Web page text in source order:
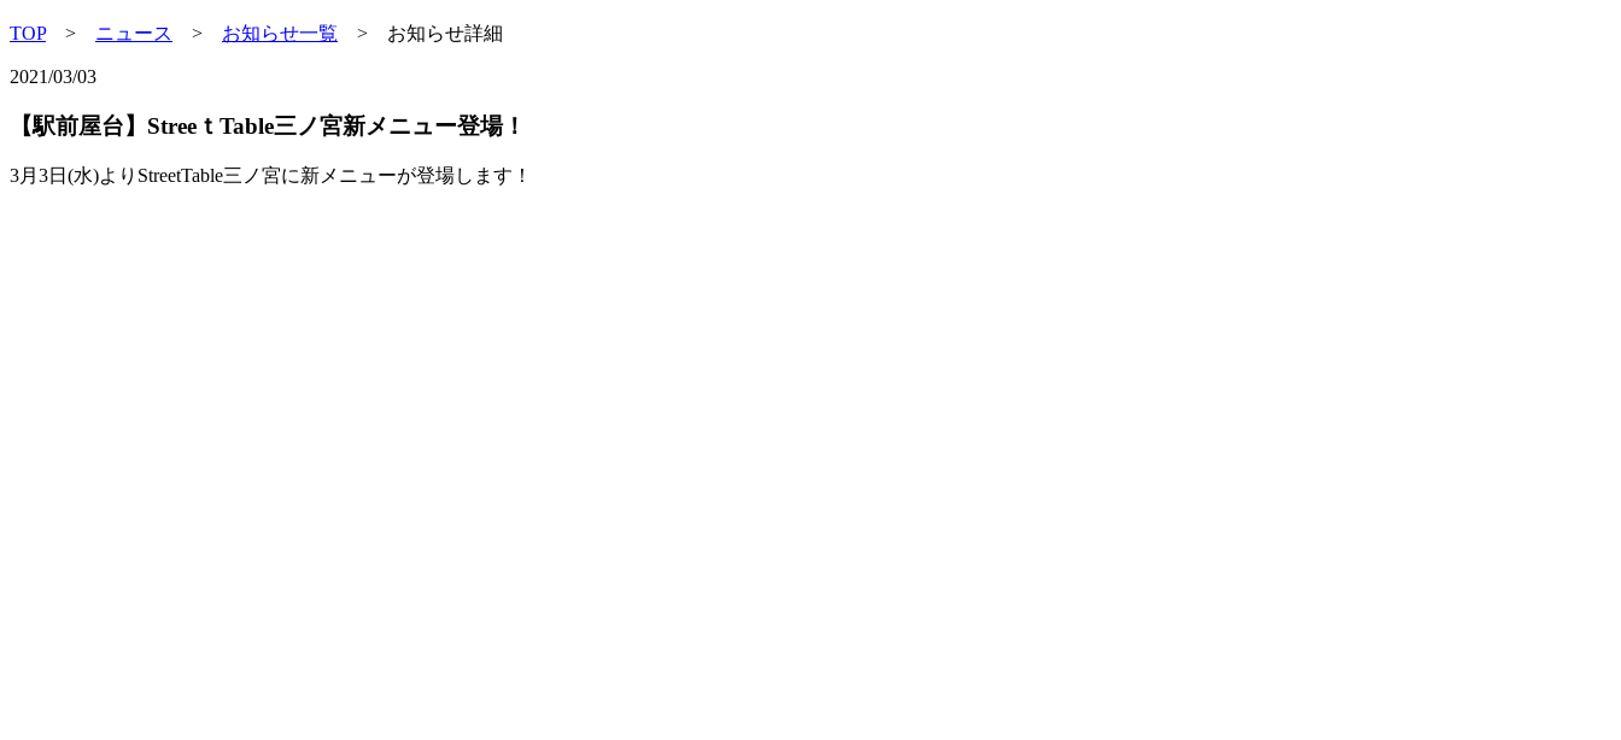
TOP> ニュース > お知らせ一覧 > お知らせ詳細
2021/03/03
【駅前屋台】StreeｔTable三ノ宮新メニュー登場！
3月3日(水)よりStreetTable三ノ宮に新メニューが登場します！